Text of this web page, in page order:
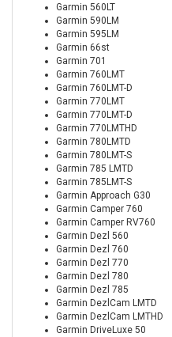
Garmin 560LT
Garmin 590LM
Garmin 595LM
Garmin 66st
Garmin 701
Garmin 760LMT
Garmin 760LMT-D
Garmin 770LMT
Garmin 770LMT-D
Garmin 770LMTHD
Garmin 780LMTD
Garmin 780LMT-S
Garmin 785 LMTD
Garmin 785LMT-S
Garmin Approach G30
Garmin Camper 760
Garmin Camper RV760
Garmin Dezl 560
Garmin Dezl 760
Garmin Dezl 770
Garmin Dezl 780
Garmin Dezl 785
Garmin DezlCam LMTD
Garmin DezlCam LMTHD
Garmin DriveLuxe 50